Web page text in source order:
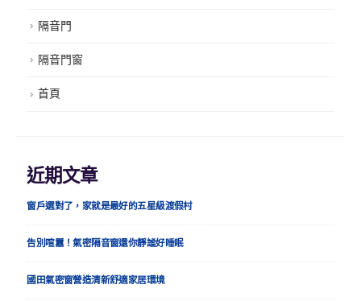
隔音門
隔音門窗
首頁
近期文章
窗戶選對了，家就是最好的五星級渡假村
告別喧囂！氣密隔音窗還你靜謐好睡眠
國田氣密窗營造清新舒適家居環境